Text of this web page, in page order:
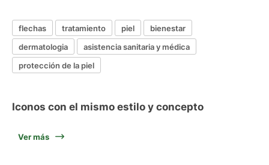
flechas tratamiento piel
bienestar
dermatologia
asistencia sanitaria y médica
protección de la piel
Iconos con el mismo estilo y concepto
Ver más